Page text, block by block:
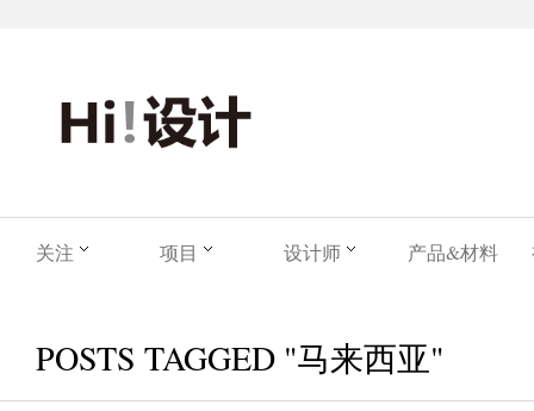
关注 项目 设计师 产品&材料
POSTS TAGGED "马来西亚"